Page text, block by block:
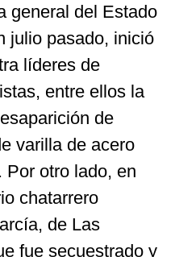
general del Estado
julio pasado, inició
líderes de
entre ellos la
de
varilla de acero
Por otro lado, en
chatarrero
de Las
fue secuestrado y